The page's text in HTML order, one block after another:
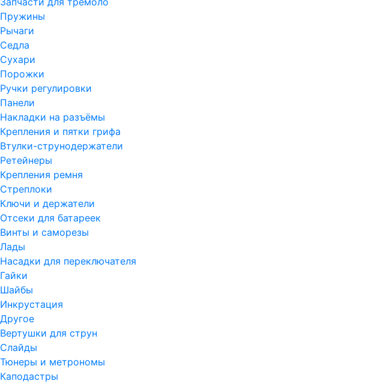
Пружины
Рычаги
Седла
Сухари
Порожки
Ручки регулировки
Панели
Накладки на разъёмы
Крепления и пятки грифа
Втулки-струнодержатели
Ретейнеры
Крепления ремня
Стреплоки
Ключи и держатели
Отсеки для батареек
Винты и саморезы
Лады
Насадки для переключателя
Гайки
Шайбы
Инкрустация
Другое
Вертушки для струн
Слайды
Тюнеры и метрономы
Каподастры